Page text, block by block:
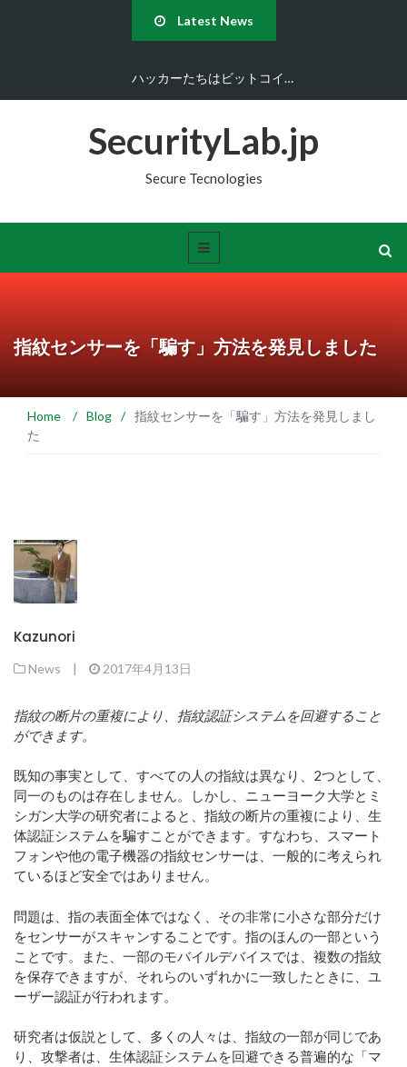
Latest News
ハッカーたちはビットコイ…
SecurityLab.jp
Secure Tecnologies
指紋センサーを「騙す」方法を発見しました
Home / Blog / 指紋センサーを「騙す」方法を発見しまし
た
Kazunori
News | 2017年4月13日
指紋の断片の重複により、指紋認証システムを回避すること
ができます。
既知の事実として、すべての人の指紋は異なり、2つとして、
同一のものは存在しません。しかし、ニューヨーク大学とミ
シガン大学の研究者によると、指紋の断片の重複により、生
体認証システムを騙すことができます。すなわち、スマート
フォンや他の電子機器の指紋センサーは、一般的に考えられ
ているほど安全ではありません。
問題は、指の表面全体ではなく、その非常に小さな部分だけ
をセンサーがスキャンすることです。指のほんの一部という
ことです。また、一部のモバイルデバイスでは、複数の指紋
を保存できますが、それらのいずれかに一致したときに、ユ
ーザー認証が行われます。
研究者は仮説として、多くの人々は、指紋の一部が同じであ
り、攻撃者は、生体認証システムを回避できる普遍的な「マ